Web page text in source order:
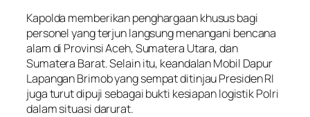
Kapolda memberikan penghargaan khusus bagi
personel yang terjun langsung menangani bencana
alam di Provinsi Aceh, Sumatera Utara, dan
Sumatera Barat. Selain itu, keandalan Mobil Dapur
Lapangan Brimob yang sempat ditinjau Presiden RI
juga turut dipuji sebagai bukti kesiapan logistik Polri
dalam situasi darurat.